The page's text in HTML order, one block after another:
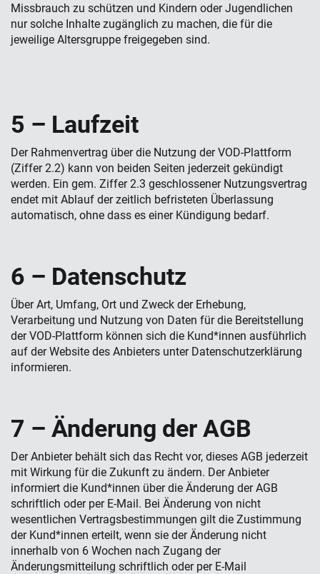
Missbrauch zu schützen und Kindern oder Jugendlichen
nur solche Inhalte zugänglich zu machen, die für die
jeweilige Altersgruppe freigegeben sind.
5 – Laufzeit
Der Rahmenvertrag über die Nutzung der VOD-Plattform
(Ziffer 2.2) kann von beiden Seiten jederzeit gekündigt
werden. Ein gem. Ziffer 2.3 geschlossener Nutzungsvertrag
endet mit Ablauf der zeitlich befristeten Überlassung
automatisch, ohne dass es einer Kündigung bedarf.
6 – Daten­schutz
Über Art, Umfang, Ort und Zweck der Erhebung,
Verarbeitung und Nutzung von Daten für die Bereitstellung
der VOD-Plattform können sich die Kund*innen ausführlich
auf der Website des Anbieters unter Datenschutzerklärung
informieren.
7 – Änderung der AGB
Der Anbieter behält sich das Recht vor, dieses AGB jederzeit
mit Wirkung für die Zukunft zu ändern. Der Anbieter
informiert die Kund*innen über die Änderung der AGB
schriftlich oder per E-Mail. Bei Änderung von nicht
wesentlichen Vertragsbestimmungen gilt die Zustimmung
der Kund*innen erteilt, wenn sie der Änderung nicht
innerhalb von 6 Wochen nach Zugang der
Änderungsmitteilung schriftlich oder per E-Mail